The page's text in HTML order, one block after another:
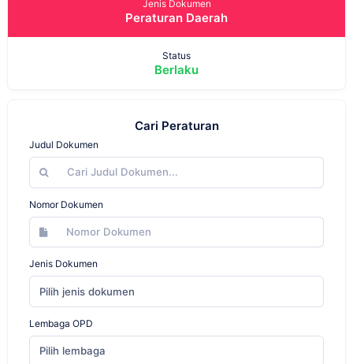
Jenis Dokumen
Peraturan Daerah
Status
Berlaku
Cari Peraturan
Judul Dokumen
Nomor Dokumen
Jenis Dokumen
Pilih jenis dokumen
Lembaga OPD
Pilih lembaga